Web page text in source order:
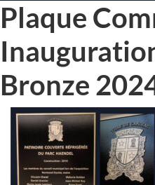
Plaque
Bronze